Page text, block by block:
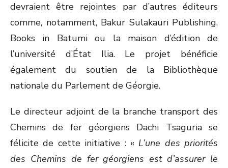
devraient être rejointes par d’autres éditeurs
comme, notamment, Bakur Sulakauri Publishing,
Books in Batumi ou la maison d’édition de
l’université d’État Ilia. Le projet bénéficie
également du soutien de la Bibliothèque
nationale du Parlement de Géorgie.
Le directeur adjoint de la branche transport des
Chemins de fer géorgiens Dachi Tsaguria se
félicite de cette initiative : « L’une des priorités
des Chemins de fer géorgiens est d’assurer le